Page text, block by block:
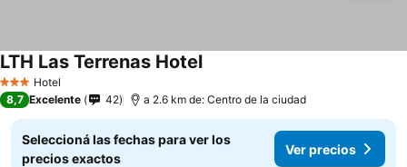
3 Estrellas
Hotel
LTH Las Terrenas Hotel
8,7 Excelente 42 a 2.6 km de: Centro de la ciudad
Seleccioná las fechas para ver los
precios exactos
Ver precios